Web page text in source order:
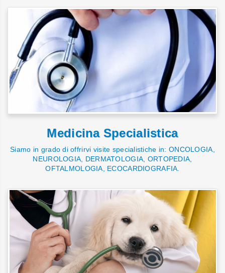
Medicina Specialistica
Siamo in grado di offrirvi visite specialistiche in: ONCOLOGIA,
NEUROLOGIA, DERMATOLOGIA, ORTOPEDIA,
OFTALMOLOGIA, ECOCARDIOGRAFIA.